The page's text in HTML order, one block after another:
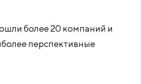
более 20 компаний и
перспективные